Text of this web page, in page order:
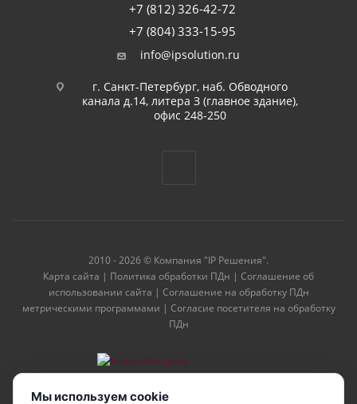
+7 (812) 326-42-72
+7 (804) 333-15-95
info@ipsolution.ru
г. Санкт-Петербург, наб. Обводного
канала д.14, литера З (главное здание),
офис 248-250
2010 - 2026 © Компания "IP Решения".
Карта сайта | Политика обработки ПДн | Соглашение об
использовании сайта | Соглашение на обработку ПДн
метрическими программами | Согласие посетителя на обработку
ПДн
Мы используем cookie